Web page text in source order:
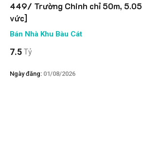
449/ Trường Chinh chỉ 50m,
vức]
Bán Nhà Khu Bàu Cát
7.5 Tỷ
Ngày đăng: 01/08/2026